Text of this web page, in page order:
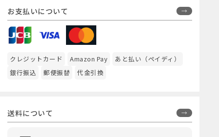
お支払いについて
クレジットカード Amazon Pay
あと払い（ペイディ）
銀行振込
郵便振替 代金引換
送料について